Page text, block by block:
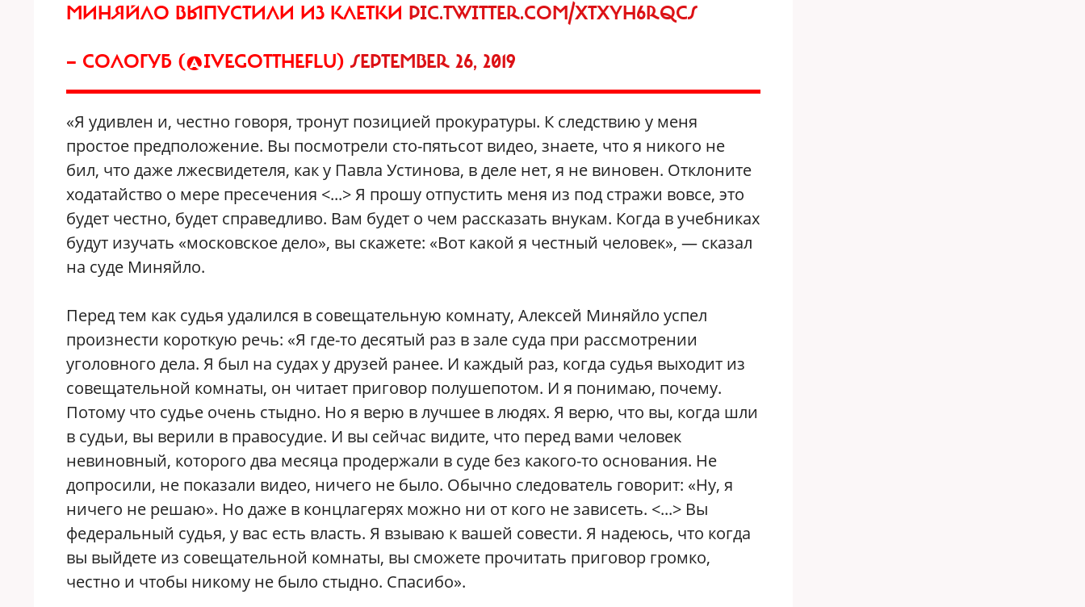
МИНЯЙЛО ВЫПУСТИЛИ ИЗ КЛЕТКИ PIC.TWITTER.COM/XTXYH6RQCS
— СОЛОГУБ (@IVEGOTTHEFLU) SEPTEMBER 26, 2019
«Я удивлен и, честно говоря, тронут позицией прокуратуры. К следствию у меня
простое предположение. Вы посмотрели сто-пятьсот видео, знаете, что я никого не
бил, что даже лжесвидетеля, как у Павла Устинова, в деле нет, я не виновен. Отклоните
ходатайство о мере пресечения <...> Я прошу отпустить меня из под стражи вовсе, это
будет честно, будет справедливо. Вам будет о чем рассказать внукам. Когда в учебниках
будут изучать «московское дело», вы скажете: «Вот какой я честный человек», — сказал
на суде Миняйло.
Перед тем как судья удалился в совещательную комнату, Алексей Миняйло успел
произнести короткую речь: «Я где-то десятый раз в зале суда при рассмотрении
уголовного дела. Я был на судах у друзей ранее. И каждый раз, когда судья выходит из
совещательной комнаты, он читает приговор полушепотом. И я понимаю, почему.
Потому что судье очень стыдно. Но я верю в лучшее в людях. Я верю, что вы, когда шли
в судьи, вы верили в правосудие. И вы сейчас видите, что перед вами человек
невиновный, которого два месяца продержали в суде без какого-то основания. Не
допросили, не показали видео, ничего не было. Обычно следователь говорит: «Ну, я
ничего не решаю». Но даже в концлагерях можно ни от кого не зависеть. <...> Вы
федеральный судья, у вас есть власть. Я взываю к вашей совести. Я надеюсь, что когда
вы выйдете из совещательной комнаты, вы сможете прочитать приговор громко,
честно и чтобы никому не было стыдно. Спасибо».